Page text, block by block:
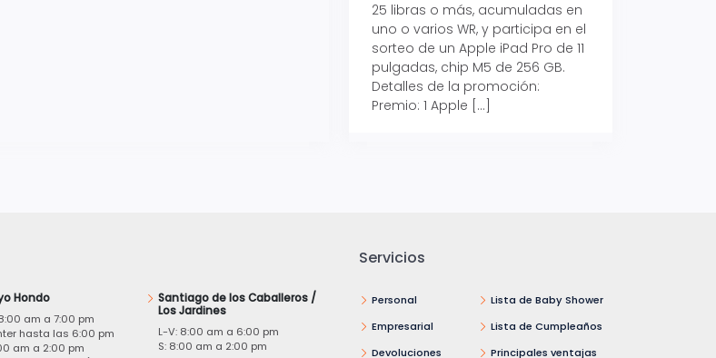
25 libras o más, acumuladas en
uno o varios WR, y participa en el
sorteo de un Apple iPad Pro de 11
pulgadas, chip M5 de 256 GB.
Detalles de la promoción:
Premio: 1 Apple […]
Hondo
am a 7:00 pm
hasta las 6:00 pm
am a 2:00 pm
Santiago de los Caballeros /
Los Jardines
L-V: 8:00 am a 6:00 pm
S: 8:00 am a 2:00 pm
Servicios
Personal
Empresarial
Devoluciones
Lista de Baby Shower
Lista de Cumpleaños
Principales ventajas